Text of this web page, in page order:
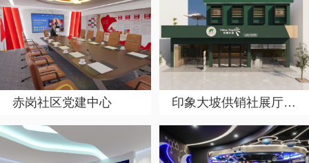
赤岗社区党建中心 印象大坡供销社展厅设计